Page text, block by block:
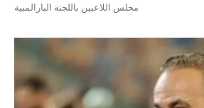
محلس اللاعبين باللجنة البارالمبية